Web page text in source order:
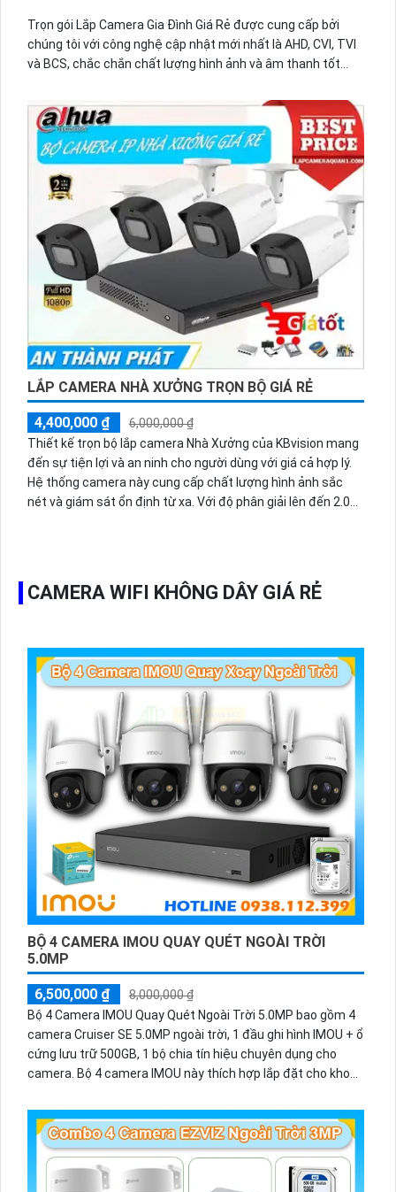
Trọn gói Lắp Camera Gia Đình Giá Rẻ được cung cấp bởi
chúng tôi với công nghệ cập nhật mới nhất là AHD, CVI, TVI
và BCS, chắc chắn chất lượng hình ảnh và âm thanh tốt
chọn hoàn hảo cho gia đình của bạn.
Camera được thiết kế nhỏ gọn, dễ dàng lắp đặt và giám sát
từ xa thông qua điện thoại di động hoặc máy tính. Công
nghệ AHD, CVI, TVI và BCS cung cấp hình ảnh sắc nét, chất
lượng cao, giúp bạn dễ dàng quan sát mọi góc nhìn trong
nhà.
trọn gói còn bao gồm cả âm thanh, giúp bạn nghe rõ hơn và
tiếp cận thông tin chi tiết. Với hơn 10 năm kinh nghiệm
trong lĩnh vực này, chúng tôi cam kết mang đến cho khách
hàng sự hài lòng tuyệt đối và dịch vụ chuyên nghiệp.
Hãy liên hệ với chúng tôi ngay hôm nay để được tư vấn
LẮP CAMERA NHÀ XƯỞNG TRỌN BỘ GIÁ RẺ
4,400,000 ₫
6,000,000 ₫
Thiết kế trọn bộ lắp camera Nhà Xưởng của KBvision mang
đến sự tiện lợi và an ninh cho người dùng với giá cả hợp lý.
Hệ thống camera này cung cấp chất lượng hình ảnh sắc
nét và giám sát ổn định từ xa. Với độ phân giải lên đến 2.0
thực sự là lựa chọn hoàn hảo cho một hệ thống giám sát
hiệu quả và tiện ích.
CAMERA WIFI KHÔNG DÂY GIÁ RẺ
BỘ 4 CAMERA IMOU QUAY QUÉT NGOÀI TRỜI
5.0MP
6,500,000 ₫
8,000,000 ₫
Bộ 4 Camera IMOU Quay Quét Ngoài Trời 5.0MP bao gồm 4
camera Cruiser SE 5.0MP ngoài trời, 1 đầu ghi hình IMOU + ổ
cứng lưu trữ 500GB, 1 bộ chia tín hiệu chuyên dụng cho
camera. Bộ 4 camera IMOU này thích hợp lắp đặt cho kho
trời.